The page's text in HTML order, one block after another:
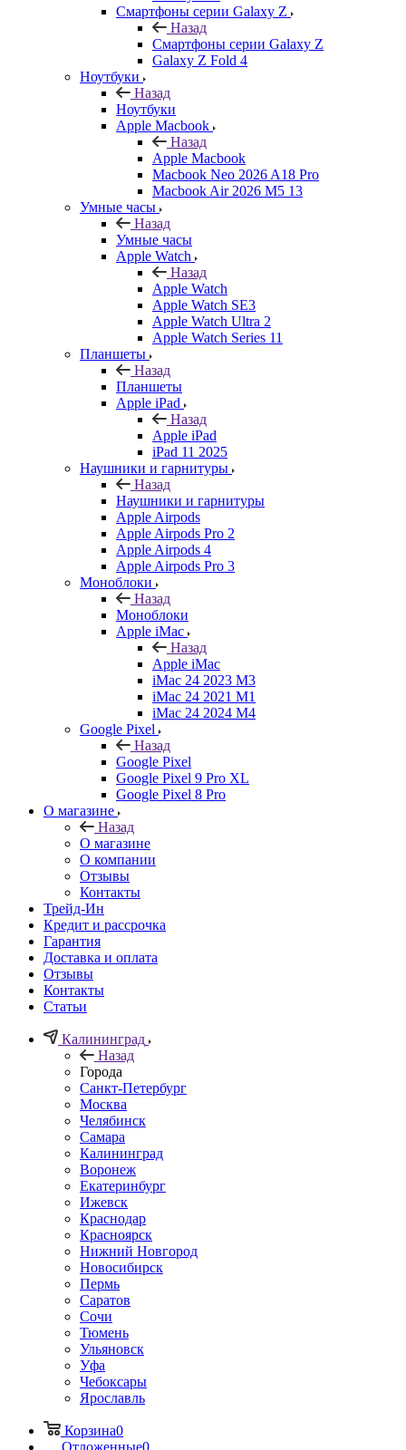
Смартфоны серии Galaxy Z
Назад
Смартфоны серии Galaxy Z
Galaxy Z Fold 4
Ноутбуки
Назад
Ноутбуки
Apple Macbook
Назад
Apple Macbook
Macbook Neo 2026 A18 Pro
Macbook Air 2026 M5 13
Умные часы
Назад
Умные часы
Apple Watch
Назад
Apple Watch
Apple Watch SE3
Apple Watch Ultra 2
Apple Watch Series 11
Планшеты
Назад
Планшеты
Apple iPad
Назад
Apple iPad
iPad 11 2025
Наушники и гарнитуры
Назад
Наушники и гарнитуры
Apple Airpods
Apple Airpods Pro 2
Apple Airpods 4
Apple Airpods Pro 3
Моноблоки
Назад
Моноблоки
Apple iMac
Назад
Apple iMac
iMac 24 2023 M3
iMac 24 2021 M1
iMac 24 2024 M4
Google Pixel
Назад
Google Pixel
Google Pixel 9 Pro XL
Google Pixel 8 Pro
О магазине
Назад
О магазине
О компании
Отзывы
Контакты
Трейд-Ин
Кредит и рассрочка
Гарантия
Доставка и оплата
Отзывы
Контакты
Статьи
Калининград
Назад
Города
Санкт-Петербург
Москва
Челябинск
Самара
Калининград
Воронеж
Екатеринбург
Ижевск
Краснодар
Красноярск
Нижний Новгород
Новосибирск
Пермь
Саратов
Сочи
Тюмень
Ульяновск
Уфа
Чебоксары
Ярославль
Корзина0
Отложенные0